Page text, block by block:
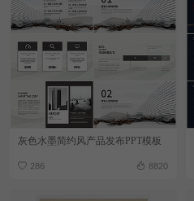
灰色水墨简约风产品发布PPT模板
286 8820